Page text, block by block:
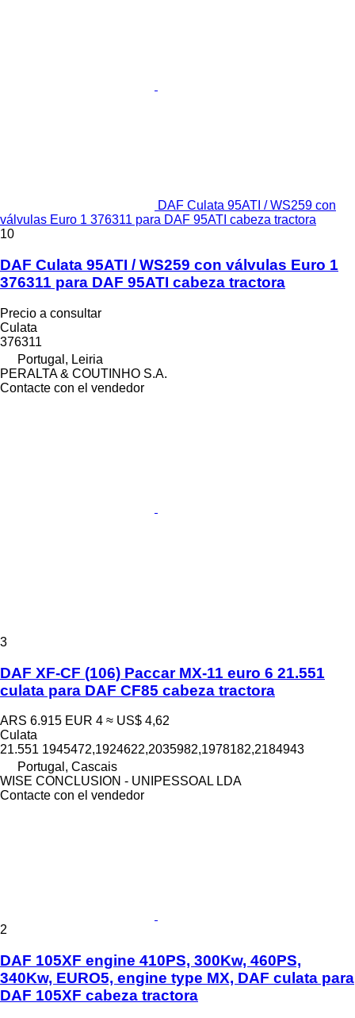
DAF Culata 95ATI / WS259 con
válvulas Euro 1 376311 para DAF 95ATI cabeza tractora
10
DAF Culata 95ATI / WS259 con válvulas Euro 1
376311 para DAF 95ATI cabeza tractora
Precio a consultar
Culata
376311
Portugal, Leiria
PERALTA & COUTINHO S.A.
Contacte con el vendedor
3
DAF XF-CF (106) Paccar MX-11 euro 6 21.551
culata para DAF CF85 cabeza tractora
ARS 6.915 EUR 4 ≈ US$ 4,62
Culata
21.551 1945472,1924622,2035982,1978182,2184943
Portugal, Cascais
WISE CONCLUSION - UNIPESSOAL LDA
Contacte con el vendedor
2
DAF 105XF engine 410PS, 300Kw, 460PS,
340Kw, EURO5, engine type MX, DAF culata para
DAF 105XF cabeza tractora